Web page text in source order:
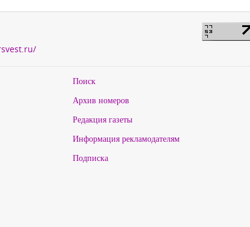
Поиск
Архив номеров
Редакция газеты
Информация рекламодателям
Подписка